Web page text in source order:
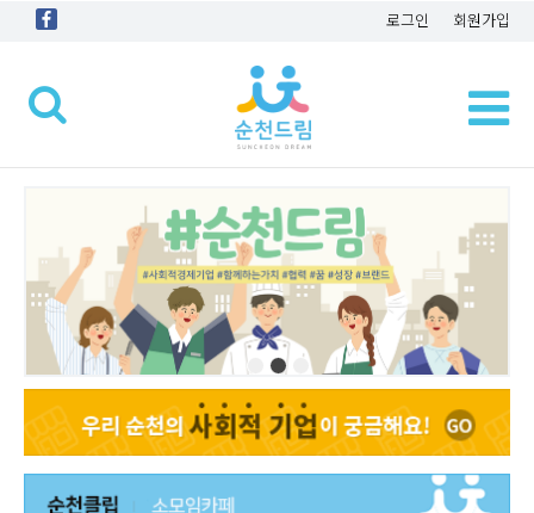
로그인 회원가입